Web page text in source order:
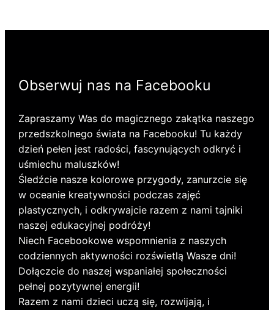
Obserwuj nas na Facebooku
Zapraszamy Was do magicznego zakątka naszego
przedszkolnego świata na Facebooku! Tu każdy
dzień pełen jest radości, fascynujących odkryć i
uśmiechu maluszków!
Śledźcie nasze kolorowe przygody, zanurzcie się
w oceanie kreatywności podczas zajęć
plastycznych, i odkrywajcie razem z nami tajniki
naszej edukacyjnej podróży!
Niech Facebookowe wspomnienia z naszych
codziennych aktywności rozświetlą Wasze dni!
Dołączcie do naszej wspaniałej społeczności
pełnej pozytywnej energii!
Razem z nami dzieci uczą się, rozwijają, i